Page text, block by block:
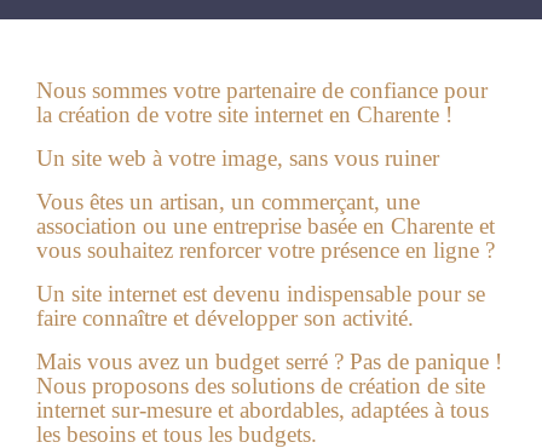
Nous sommes votre partenaire de confiance pour
la création de votre site internet en Charente !
Un site web à votre image, sans vous ruiner
Vous êtes un artisan, un commerçant, une
association ou une entreprise basée en Charente et
vous souhaitez renforcer votre présence en ligne ?
Un site internet est devenu indispensable pour se
faire connaître et développer son activité.
Mais vous avez un budget serré ? Pas de panique !
Nous proposons des solutions de création de site
internet sur-mesure et abordables, adaptées à tous
les besoins et tous les budgets.